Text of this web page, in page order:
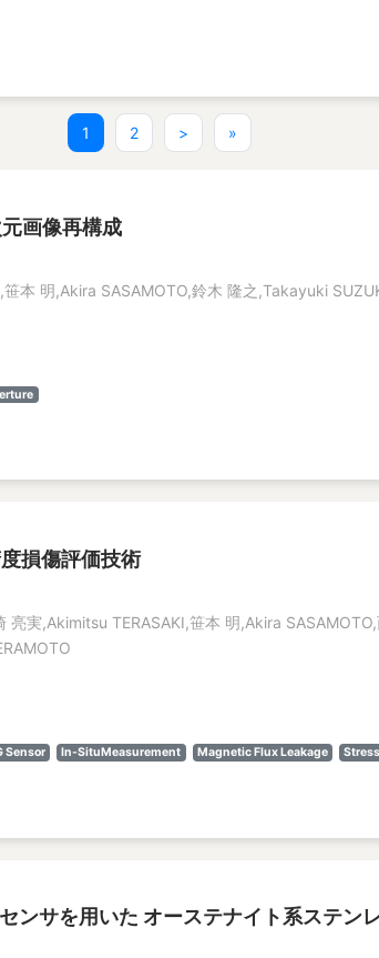
1 (current)
2 > »
画像再構成
本 明,Akira SASAMOTO,鈴木 隆之,Takayuki
損傷評価技術
実,Akimitsu TERASAKI,笹本 明,Akira
Sensor In-SituMeasurement Magnetic Flux Leakage Stress
ンサを用いた オーステナイト系ステン